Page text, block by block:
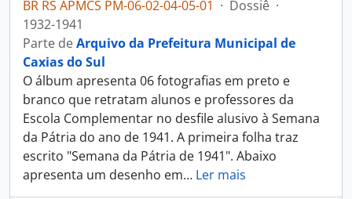
BR RS APMCS PM-06-02-04-05-01 · Dossiê ·
1932-1941
Parte deArquivo da Prefeitura Municipal de
Caxias do Sul
O álbum apresenta 06 fotografias em preto e
branco que retratam alunos e professores da
Escola Complementar no desfile alusivo à Semana
da Pátria do ano de 1941. A primeira folha traz
escrito "Semana da Pátria de 1941". Abaixo
apresenta um desenho em… Ler mais